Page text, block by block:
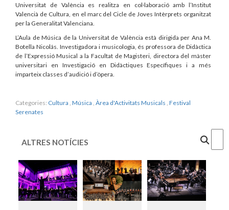
Universitat de València es realitza en col·laboració amb l’Institut
Valencià de Cultura, en el marc del Cicle de Joves Intèrprets organitzat
per la Generalitat Valenciana.
L’Aula de Música de la Universitat de València està dirigida per Ana M.
Botella Nicolás. Investigadora i musicologia, és professora de Didàctica
de l’Expressió Musical a la Facultat de Magisteri, directora del màster
universitari en Investigació en Didàctiques Específiques i a més
imparteix classes d’audició i d’òpera.
Categories: Cultura Música Àrea d'Activitats Musicals Festival
Serenates
ALTRES NOTÍCIES